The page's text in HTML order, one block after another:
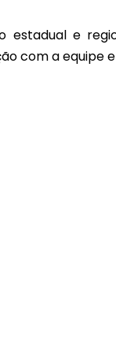
estadual e
com a equipe